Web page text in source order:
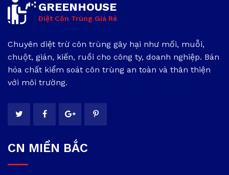
GREENHOUSE
Diệt Côn Trùng Giá Rẻ
Chuyên diệt trừ côn trùng gây hại như mối, muỗi,
chuột, gián, kiến, ruồi cho công ty, doanh nghiệp. Bán
hóa chất kiểm soát côn trùng an toàn và thân thiện
với môi trường.
CN MIỀN BẮC